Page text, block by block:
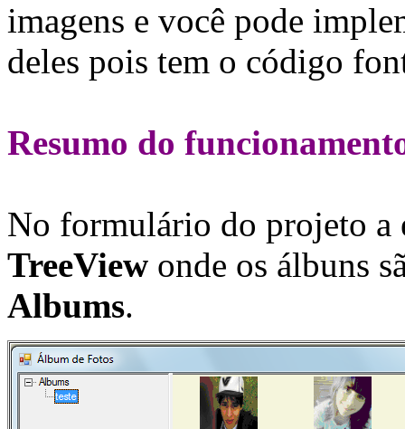
imagens e você pode
deles pois tem o código
Resumo do
No formulário do projeto a
TreeView onde os álbuns
Albums.